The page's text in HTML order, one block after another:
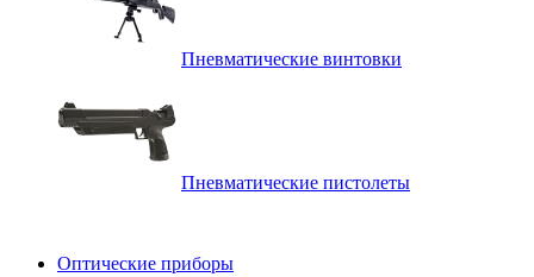
Пневматические винтовки
Пневматические пистолеты
Оптические приборы